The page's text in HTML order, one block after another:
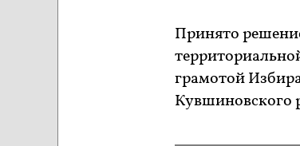
Принято
грамотой
Кувшиновского